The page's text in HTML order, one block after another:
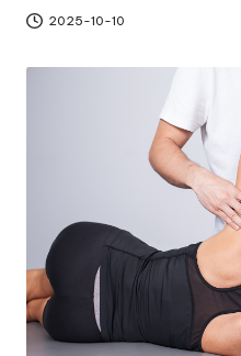
2025-10-10